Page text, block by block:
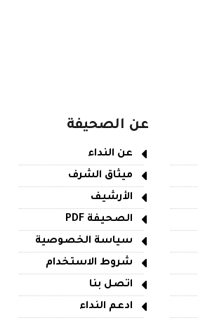
عن الصحيفة
عن النداء
ميثاق الشرف
الأرشيف
الصحيفة PDF
سياسة الخصوصية
شروط الاستخدام
اتصل بنا
ادعم النداء